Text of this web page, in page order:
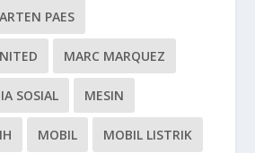
PAES
MARC MARQUEZ
SOSIAL MESIN
MOBIL MOBIL LISTRIK